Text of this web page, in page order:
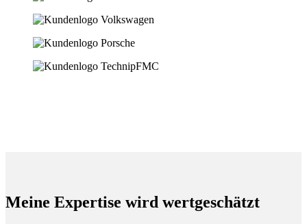
Meine Expertise wird wertgeschätzt